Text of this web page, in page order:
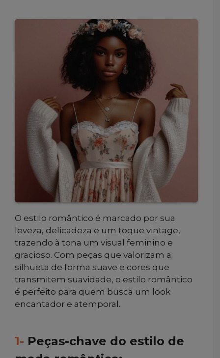
O estilo romântico é marcado por sua
leveza, delicadeza e um toque vintage,
trazendo à tona um visual feminino e
gracioso. Com peças que valorizam a
silhueta de forma suave e cores que
transmitem suavidade, o estilo romântico
é perfeito para quem busca um look
encantador e atemporal.
1- Peças-chave do estilo de